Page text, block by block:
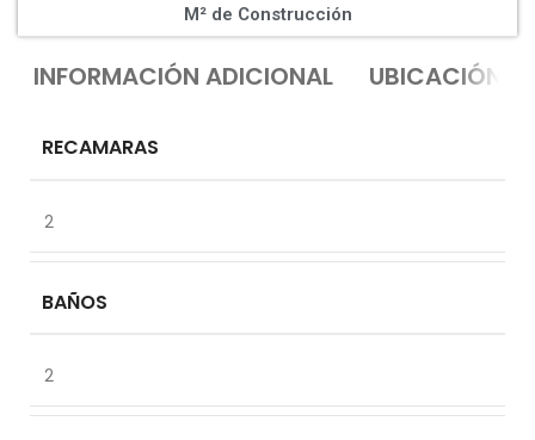
M² de Construcción
INFORMACIÓN ADICIONAL UBICACIÓN
RECAMARAS
2
BAÑOS
2